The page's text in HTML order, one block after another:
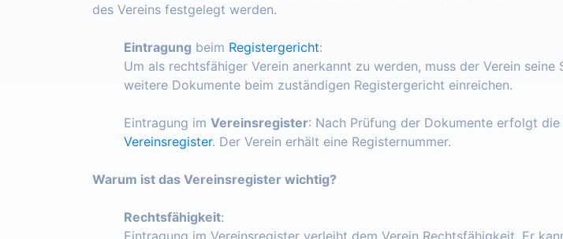
des Vereins festgelegt werden.
Eintragung beim Registergericht:
Um als rechtsfähiger Verein anerkannt zu werden, muss der Verein seine
weitere Dokumente beim zuständigen Registergericht einreichen.
Eintragung im Vereinsregister: Nach Prüfung der Dokumente erfolgt
Vereinsregister. Der Verein erhält eine Registernummer.
Warum ist das Vereinsregister wichtig?
Rechtsfähigkeit: